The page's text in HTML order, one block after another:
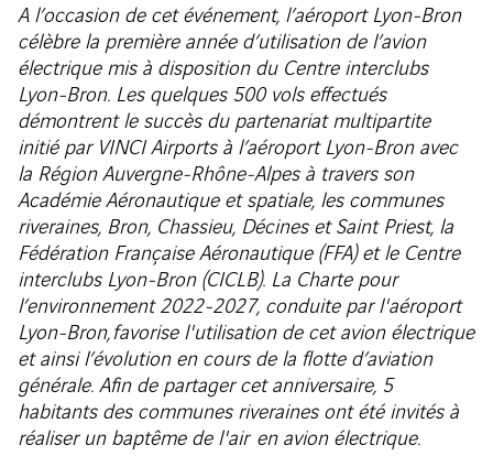
A l’occasion de cet événement, l’aéroport Lyon-Bron
célèbre la première année d’utilisation de l’avion
électrique mis à disposition du Centre interclubs
Lyon-Bron. Les quelques 500 vols effectués
démontrent le succès du partenariat multipartite
initié par VINCI Airports à l’aéroport Lyon-Bron avec
la Région Auvergne-Rhône-Alpes à travers son
Académie Aéronautique et spatiale, les communes
riveraines, Bron, Chassieu, Décines et Saint Priest, la
Fédération Française Aéronautique (FFA) et le Centre
interclubs Lyon-Bron (CICLB). La Charte pour
l’environnement 2022-2027, conduite par l'aéroport
Lyon-Bron, favorise l'utilisation de cet avion électrique
et ainsi l’évolution en cours de la flotte d’aviation
générale. Afin de partager cet anniversaire, 5
habitants des communes riveraines ont été invités à
réaliser un baptême de l'air en avion électrique.